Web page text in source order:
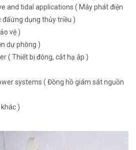
and tidal applications ( Máy phát điện
đấứng dụng thủy triều )
vệ )
dự phòng )
( Thiết bị đóng, cắt hạ áp )
systems ( Đồng hồ giám sát nguồn
)